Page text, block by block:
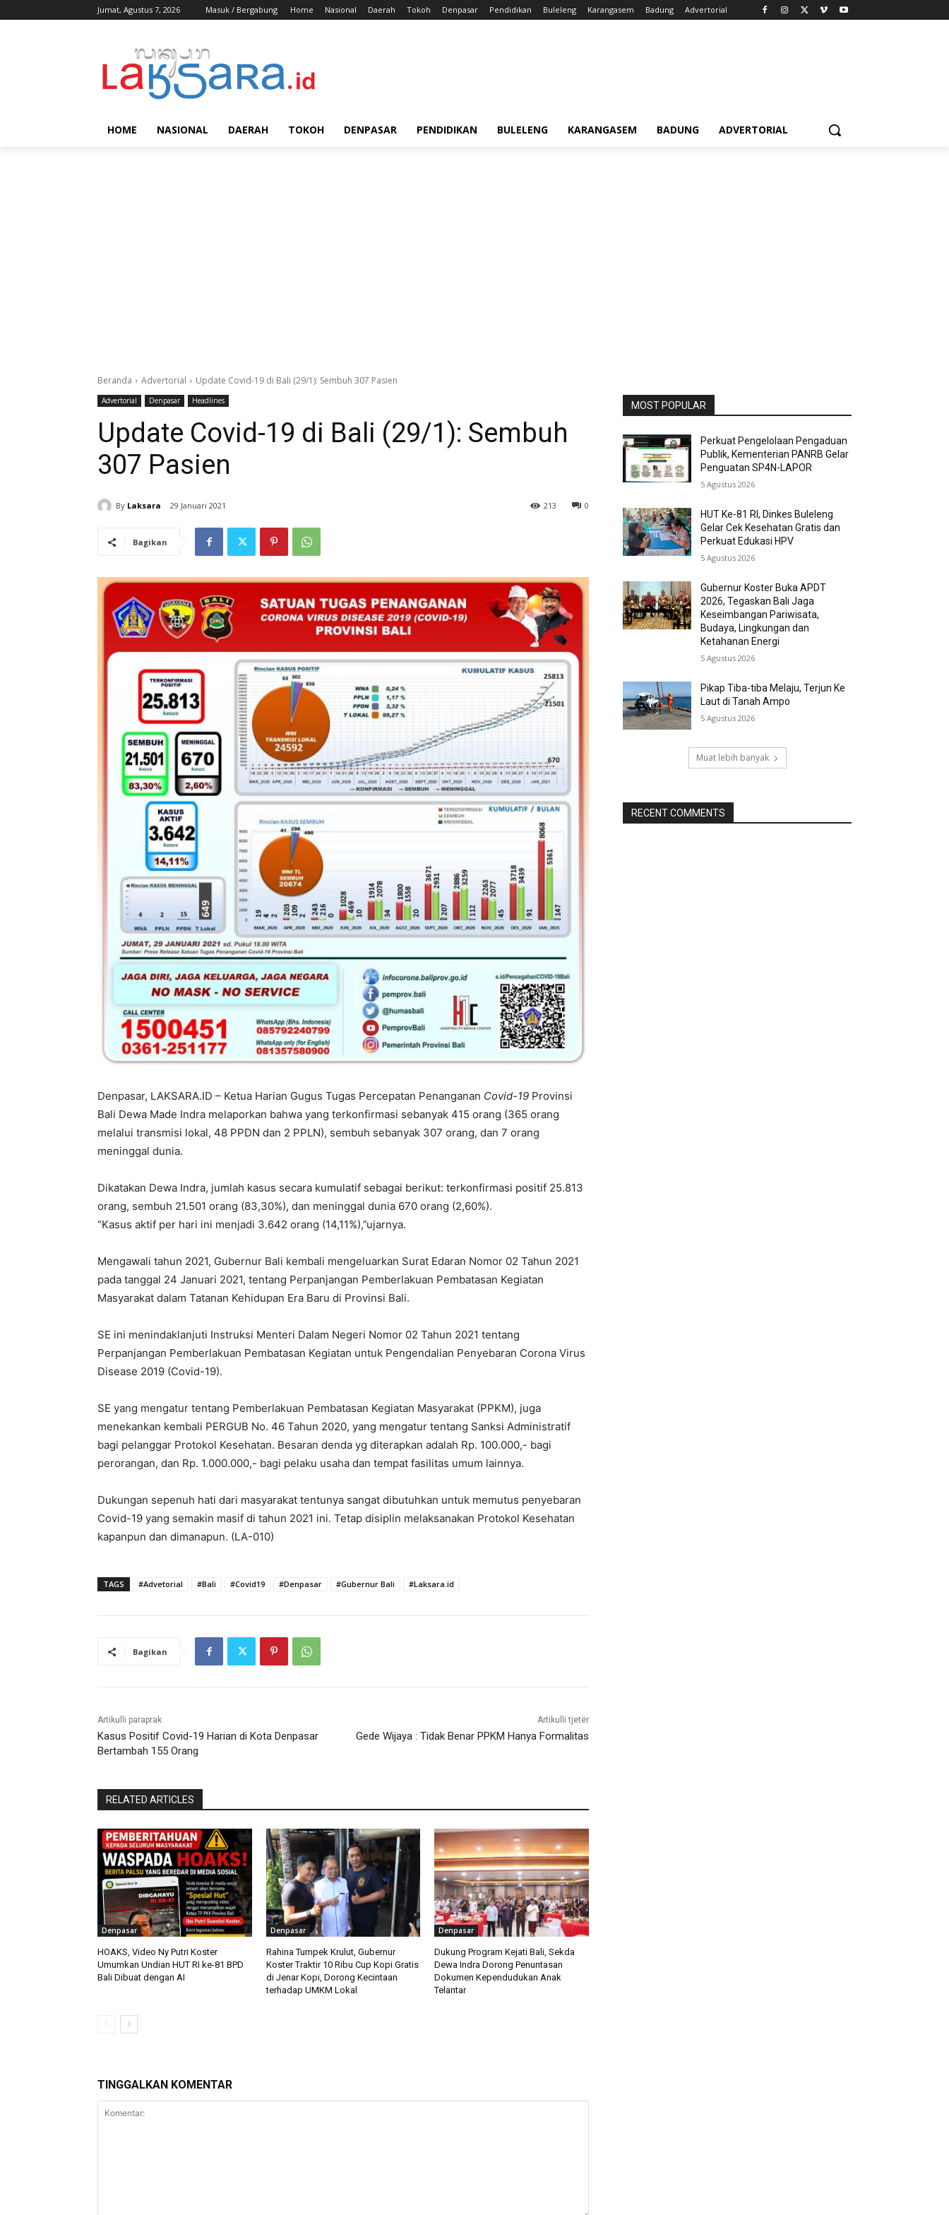
Jumat, Agustus 7, 2026 Masuk / Bergabung Home Nasional Daerah Tokoh Denpasar Pendidikan Buleleng Karangasem Badung Advertorial
HOME NASIONAL DAERAH TOKOH DENPASAR PENDIDIKAN BULELENG KARANGASEM BADUNG ADVERTORIAL
Beranda Advertorial Update Covid-19 di Bali (29/1): Sembuh 307 Pasien
Advertorial Denpasar Headlines
Update Covid-19 di Bali (29/1): Sembuh
307 Pasien
By Laksara 29 Januari 2021 0
213
Bagikan
Denpasar, LAKSARA.ID – Ketua Harian Gugus Tugas Percepatan Penanganan Covid-19 Provinsi
Bali Dewa Made Indra melaporkan bahwa yang terkonfirmasi sebanyak 415 orang (365 orang
melalui transmisi lokal, 48 PPDN dan 2 PPLN), sembuh sebanyak 307 orang, dan 7 orang
meninggal dunia.
Dikatakan Dewa Indra, jumlah kasus secara kumulatif sebagai berikut: terkonfirmasi positif 25.813
orang, sembuh 21.501 orang (83,30%), dan meninggal dunia 670 orang (2,60%).
“Kasus aktif per hari ini menjadi 3.642 orang (14,11%),”ujarnya.
Mengawali tahun 2021, Gubernur Bali kembali mengeluarkan Surat Edaran Nomor 02 Tahun 2021
pada tanggal 24 Januari 2021, tentang Perpanjangan Pemberlakuan Pembatasan Kegiatan
Masyarakat dalam Tatanan Kehidupan Era Baru di Provinsi Bali.
SE ini menindaklanjuti Instruksi Menteri Dalam Negeri Nomor 02 Tahun 2021 tentang
Perpanjangan Pemberlakuan Pembatasan Kegiatan untuk Pengendalian Penyebaran Corona Virus
Disease 2019 (Covid-19).
SE yang mengatur tentang Pemberlakuan Pembatasan Kegiatan Masyarakat (PPKM), juga
menekankan kembali PERGUB No. 46 Tahun 2020, yang mengatur tentang Sanksi Administratif
bagi pelanggar Protokol Kesehatan. Besaran denda yg diterapkan adalah Rp. 100.000,- bagi
perorangan, dan Rp. 1.000.000,- bagi pelaku usaha dan tempat fasilitas umum lainnya.
Dukungan sepenuh hati dari masyarakat tentunya sangat dibutuhkan untuk memutus penyebaran
Covid-19 yang semakin masif di tahun 2021 ini. Tetap disiplin melaksanakan Protokol Kesehatan
kapanpun dan dimanapun. (LA-010)
TAGS #Advetorial #Bali #Covid19 #Denpasar #Gubernur Bali #Laksara.id
Bagikan
Artikulli paraprak
Kasus Positif Covid-19 Harian di Kota Denpasar
Bertambah 155 Orang
Artikulli tjetër
Gede Wijaya : Tidak Benar PPKM Hanya Formalitas
RELATED ARTICLES
Denpasar
HOAKS, Video Ny Putri Koster
Umumkan Undian HUT RI ke-81 BPD
Bali Dibuat dengan AI
Denpasar
Rahina Tumpek Krulut, Gubernur
Koster Traktir 10 Ribu Cup Kopi Gratis
di Jenar Kopi, Dorong Kecintaan
terhadap UMKM Lokal
Denpasar
Dukung Program Kejati Bali, Sekda
Dewa Indra Dorong Penuntasan
Dokumen Kependudukan Anak
Telantar
TINGGALKAN KOMENTAR
MOST POPULAR
Perkuat Pengelolaan Pengaduan
Publik, Kementerian PANRB Gelar
Penguatan SP4N-LAPOR
5 Agustus 2026
HUT Ke-81 RI, Dinkes Buleleng
Gelar Cek Kesehatan Gratis dan
Perkuat Edukasi HPV
5 Agustus 2026
Gubernur Koster Buka APDT
2026, Tegaskan Bali Jaga
Keseimbangan Pariwisata,
Budaya, Lingkungan dan
Ketahanan Energi
5 Agustus 2026
Pikap Tiba-tiba Melaju, Terjun Ke
Laut di Tanah Ampo
5 Agustus 2026
Muat lebih banyak
RECENT COMMENTS